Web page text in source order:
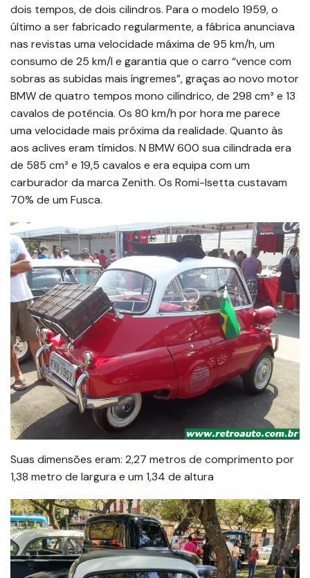
dois tempos, de dois cilindros. Para o modelo 1959, o
último a ser fabricado regularmente, a fábrica anunciava
nas revistas uma velocidade máxima de 95 km/h, um
consumo de 25 km/l e garantia que o carro “vence com
sobras as subidas mais íngremes”, graças ao novo motor
BMW de quatro tempos mono cilíndrico, de 298 cm³ e 13
cavalos de potência. Os 80 km/h por hora me parece
uma velocidade mais próxima da realidade. Quanto às
aos aclives eram tímidos. N BMW 600 sua cilindrada era
de 585 cm³ e 19,5 cavalos e era equipa com um
carburador da marca Zenith. Os Romi-Isetta custavam
70% de um Fusca.
Suas dimensões eram: 2,27 metros de comprimento por
1,38 metro de largura e um 1,34 de altura